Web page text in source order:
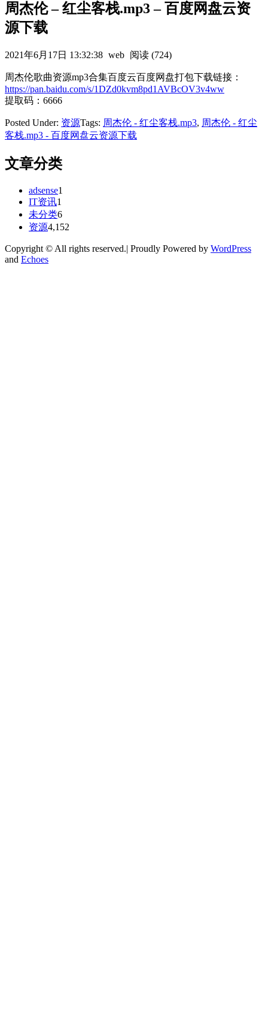
周杰伦 – 红尘客栈.mp3 – 百度网盘云资
源下载
2021年6月17日 13:32:38 web 阅读 (724)
周杰伦歌曲资源mp3合集百度云百度网盘打包下载链接：
https://pan.baidu.com/s/1DZd0kvm8pd1AVBcOV3v4ww
提取码：6666
Posted Under: 资源Tags: 周杰伦 - 红尘客栈.mp3, 周杰伦 - 红尘
客栈.mp3 - 百度网盘云资源下载
文章分类
adsense1
IT资讯1
未分类6
资源4,152
Copyright © All rights reserved.| Proudly Powered by WordPress
and Echoes